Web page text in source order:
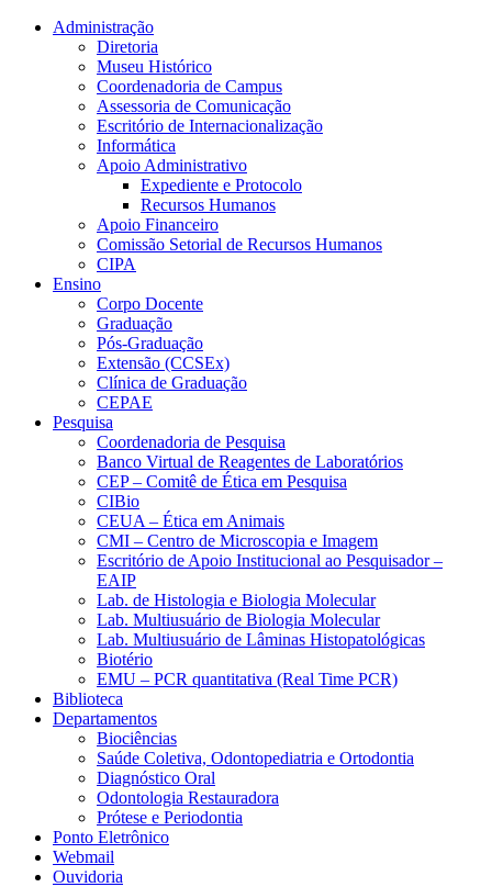
Conteúdo principal Menu principal
Administração
Diretoria
Museu Histórico
Coordenadoria de Campus
Assessoria de Comunicação
Escritório de Internacionalização
Informática
Apoio Administrativo
Expediente e Protocolo
Recursos Humanos
Apoio Financeiro
Comissão Setorial de Recursos Humanos
CIPA
Ensino
Corpo Docente
Graduação
Pós-Graduação
Extensão (CCSEx)
Clínica de Graduação
CEPAE
Pesquisa
Coordenadoria de Pesquisa
Banco Virtual de Reagentes de Laboratórios
CEP – Comitê de Ética em Pesquisa
CIBio
CEUA – Ética em Animais
CMI – Centro de Microscopia e Imagem
Escritório de Apoio Institucional ao Pesquisador –
EAIP
Lab. de Histologia e Biologia Molecular
Lab. Multiusuário de Biologia Molecular
Lab. Multiusuário de Lâminas Histopatológicas
Biotério
EMU – PCR quantitativa (Real Time PCR)
Biblioteca
Departamentos
Biociências
Saúde Coletiva, Odontopediatria e Ortodontia
Diagnóstico Oral
Odontologia Restauradora
Prótese e Periodontia
Ponto Eletrônico
Webmail
Ouvidoria